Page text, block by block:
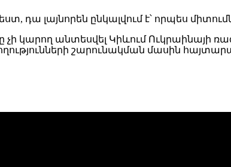
դա լայնորեն ընկալվում է՝ որպես
չի կարող անտեսվել Կիևում Ուկրաինայի
շարունակման մասին